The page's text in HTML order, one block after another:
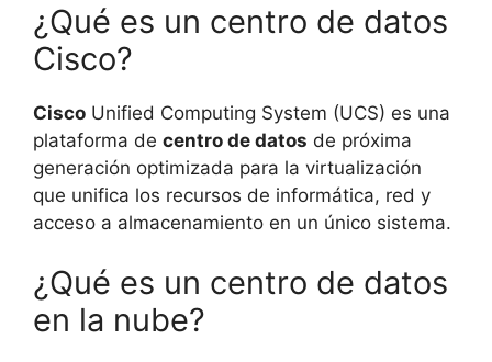
¿Qué es un centro de datos
Cisco?
Cisco Unified Computing System (UCS) es una
plataforma de centro de datos de próxima
generación optimizada para la virtualización
que unifica los recursos de informática, red y
acceso a almacenamiento en un único sistema.
¿Qué es un centro de datos
en la nube?